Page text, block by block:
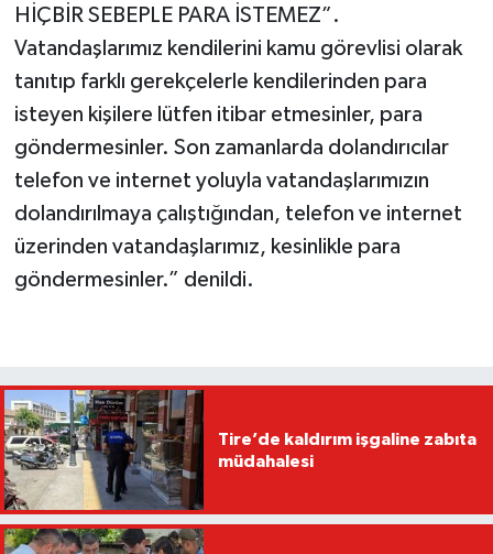
HİÇBİR SEBEPLE PARA İSTEMEZ”.
Vatandaşlarımız kendilerini kamu görevlisi olarak
tanıtıp farklı gerekçelerle kendilerinden para
isteyen kişilere lütfen itibar etmesinler, para
göndermesinler. Son zamanlarda dolandırıcılar
telefon ve internet yoluyla vatandaşlarımızın
dolandırılmaya çalıştığından, telefon ve internet
üzerinden vatandaşlarımız, kesinlikle para
göndermesinler.” denildi.
Tire’de kaldırım işgaline zabıta
müdahalesi